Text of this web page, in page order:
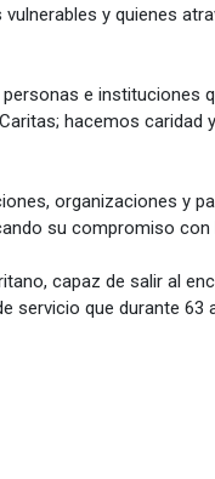
y quienes
e instituciones
hacemos caridad
organizaciones y
su compromiso con
capaz de salir al
servicio que durante